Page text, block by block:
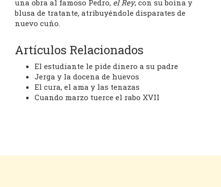
una obra al famoso Pedro, el Rey, con su boina y
blusa de tratante, atribuyéndole disparates de
nuevo cuño.
Artículos Relacionados
El estudiante le pide dinero a su padre
Jerga y la docena de huevos
El cura, el ama y las tenazas
Cuando marzo tuerce el rabo XVII